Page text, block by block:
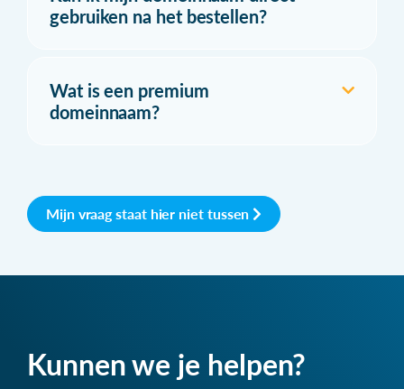
gebruiken na het bestellen?
Wat is een premium
domeinnaam?
Mijn vraag staat hier niet tussen
Kunnen we je helpen?